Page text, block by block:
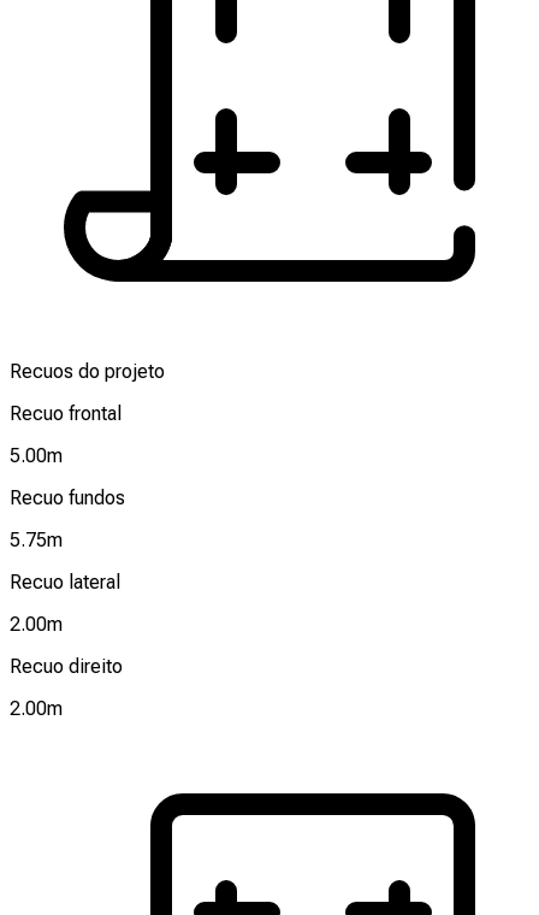
Recuos do projeto
Recuo frontal
5.00m
Recuo fundos
5.75m
Recuo lateral
2.00m
Recuo direito
2.00m